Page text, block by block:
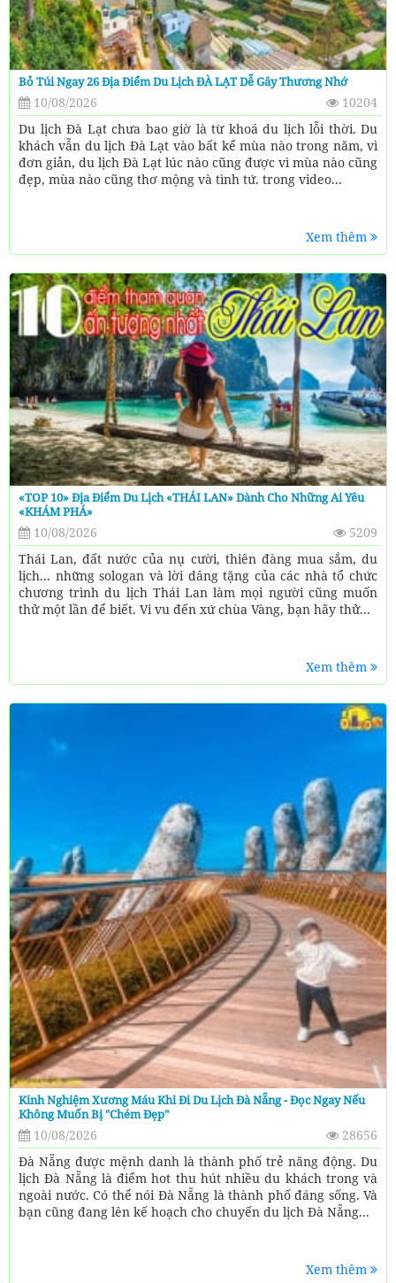
Bỏ Túi Ngay 26 Địa Điểm Du Lịch ĐÀ LẠT Dễ Gây Thương Nhớ
10/08/2026
10204
Du lịch Đà Lạt chưa bao giờ là từ khoá du lịch lỗi thời. Du
khách vẫn du lịch Đà Lạt vào bất kể mùa nào trong năm, vì
đơn giản, du lịch Đà Lạt lúc nào cũng được vì mùa nào cũng
đẹp, mùa nào cũng thơ mộng và tình tứ. trong video...
Xem thêm
«TOP 10» Địa Điểm Du Lịch «THÁI LAN» Dành Cho Những Ai Yêu
«KHÁM PHÁ»
10/08/2026
5209
Thái Lan, đất nước của nụ cười, thiên đàng mua sắm, du
lịch... những sologan và lời dâng tặng của các nhà tổ chức
chương trình du lịch Thái Lan làm mọi người cũng muốn
thử một lần để biết. Vi vu đến xứ chùa Vàng, bạn hãy thử...
Xem thêm
Kinh Nghiệm Xương Máu Khi Đi Du Lịch Đà Nẵng - Đọc Ngay Nếu
Không Muốn Bị "chém Đẹp"
10/08/2026
28656
Đà Nẵng được mệnh danh là thành phố trẻ năng động. Du
lịch Đà Nẵng là điểm hot thu hút nhiều du khách trong và
ngoài nước. Có thể nói Đà Nẵng là thành phố đáng sống. Và
bạn cũng đang lên kế hoạch cho chuyến du lịch Đà Nẵng...
Xem thêm